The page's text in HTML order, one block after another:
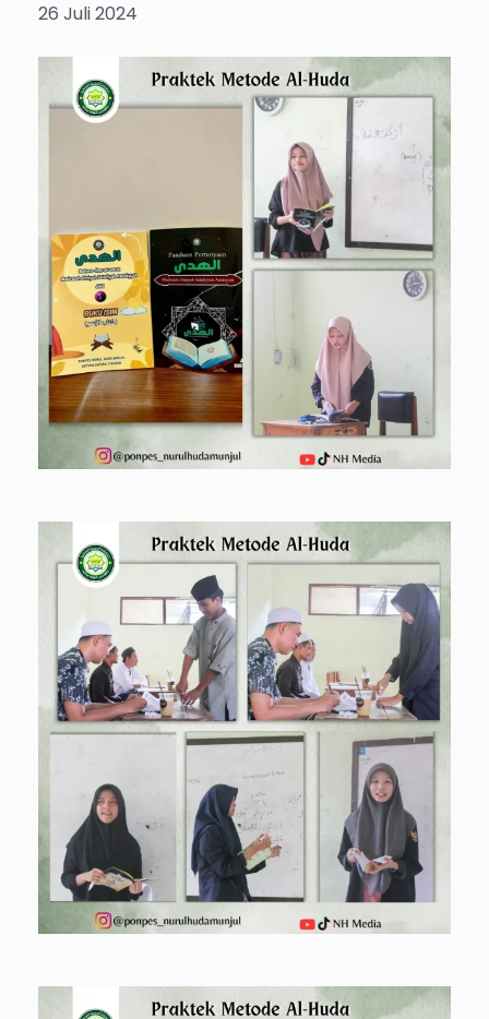
26 Juli 2024